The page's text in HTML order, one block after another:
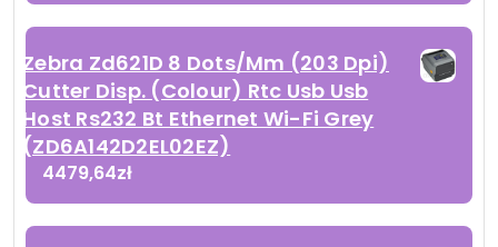
Zebra Zd621D 8 Dots/Mm (203 Dpi)
Cutter Disp. (Colour) Rtc Usb Usb
Host Rs232 Bt Ethernet Wi-Fi Grey
(ZD6A142D2EL02EZ)
4479,64zł